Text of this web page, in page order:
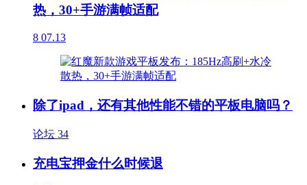
热，30+手游满帧适配
8 07.13
除了ipad，还有其他性能不错的平板电脑吗？
论坛 34
充电宝押金什么时候退